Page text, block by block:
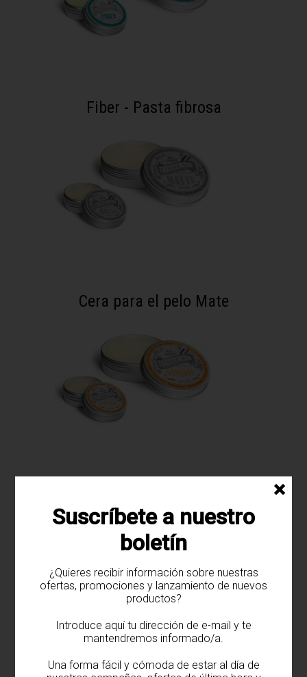
×
Suscríbete a nuestro
boletín
¿Quieres recibir información sobre nuestras
ofertas, promociones y lanzamiento de nuevos
productos?
Introduce aquí tu dirección de e-mail y te
mantendremos informado/a.
Una forma fácil y cómoda de estar al día de
Fiber - Pasta fibrosa
Cera para el pelo Mate